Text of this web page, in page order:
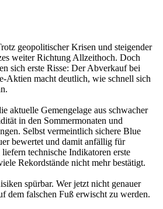
geopolitischer Krisen und steigender
weiter Richtung Allzeithoch. Doch
sich erste Risse: Der Abverkauf bei
Aktien macht deutlich, wie schnell sich
aktuelle Gemengelage aus schwacher
in den Sommermonaten und
Selbst vermeintlich sichere Blue
bewertet und damit anfällig für
technische Indikatoren erste
Rekordstände nicht mehr bestätigt.
spürbar. Wer jetzt nicht genauer
dem falschen Fuß erwischt zu werden.